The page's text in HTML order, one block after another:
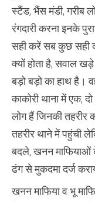
स्टैंड, भैंस मंडी, गरीब
रंगदारी करना इनके
सही करें सब कुछ सही
क्यों होता है, सवाल
बड़ो बड़ो का हाथ है।
काकोरी थाना में एक,
लोग हैं जिनकी तहरीर
तहरीर थाने में पहुंची
बदले, खनन माफियाओं
ढंग से मुकदमा दर्ज
खनन माफिया व भू